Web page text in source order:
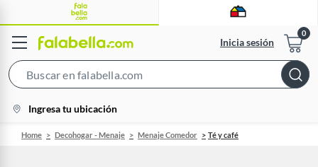
Inicia sesión
Bar
location-
icon
Ingresa tu ubicación
Home Decohogar - Menaje Menaje Comedor Té y café